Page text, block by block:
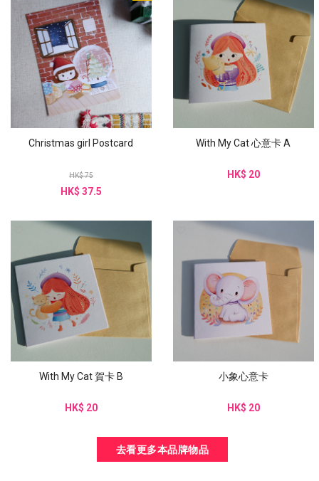
Christmas girl Postcard
HK$ 75
HK$ 37.5
With My Cat 心意卡 A
HK$ 20
With My Cat 賀卡 B
HK$ 20
小象心意卡
HK$ 20
去看更多本品牌物品